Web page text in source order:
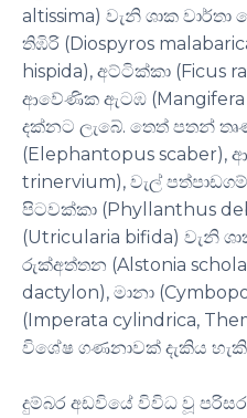
altissima) වැනි ශාක වාර්තා
තිඹිරි (Diospyros
hispida), අට්ටික්කා (Ficus
ආවේණික ඇටඹ (Mangifera
දක්නට ලැබේ. තෙත් පතන්
(Elephantopus
trinervium), වැල්
පිටවක්කා (Phyllanthus
(Utricularia bifida) වැනි
රුක්අත්තන (Alstonia
dactylon), මානා
(Imperata cylindrica,
විශේෂ ගණනාවක් දැකිය හැකි
දුම්බර අඩවියේ විවිධ වූ